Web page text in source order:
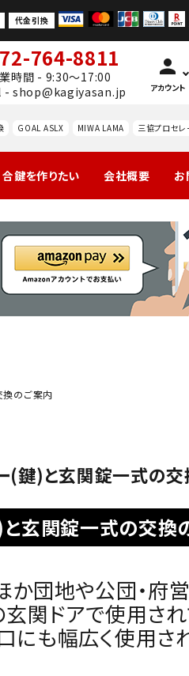
代金引換
764-8811
時間 - 9:30～17:00
- shop@kagiyasan.jp
person
アカウント
GOAL ASLX MIWA LAMA 三協プロセ
海外製の玄関 引戸
レバーハン
ドル錠の交
換
南京錠
ABUS
合鍵を作りたい 会社概要 お
換のご案内
(鍵)と玄関錠一式の
玄関錠一式の交換
か団地や公団・府
玄関ドアで使用さ
にも幅広く使用さ